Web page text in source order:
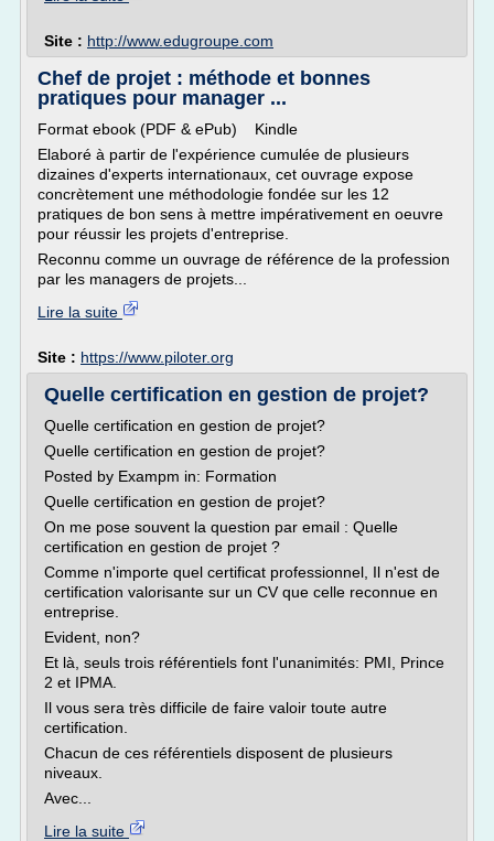
Site : http://www.edugroupe.com
Chef de projet : méthode et bonnes
pratiques pour manager ...
Format ebook (PDF & ePub) Kindle
Elaboré à partir de l'expérience cumulée de plusieurs
dizaines d'experts internationaux, cet ouvrage expose
concrètement une méthodologie fondée sur les 12
pratiques de bon sens à mettre impérativement en oeuvre
pour réussir les projets d'entreprise.
Reconnu comme un ouvrage de référence de la profession
par les managers de projets...
Lire la suite
Site : https://www.piloter.org
Quelle certification en gestion de projet?
Quelle certification en gestion de projet?
Quelle certification en gestion de projet?
Posted by Exampm in: Formation
Quelle certification en gestion de projet?
On me pose souvent la question par email : Quelle
certification en gestion de projet ?
Comme n'importe quel certificat professionnel, Il n'est de
certification valorisante sur un CV que celle reconnue en
entreprise.
Evident, non?
Et là, seuls trois référentiels font l'unanimités: PMI, Prince
2 et IPMA.
Il vous sera très difficile de faire valoir toute autre
certification.
Chacun de ces référentiels disposent de plusieurs
niveaux.
Avec...
Lire la suite